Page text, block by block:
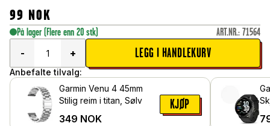
99 NOK
På lager (Flere enn 20 stk) ART.NR.: 71564
-
+ LEGG I HANDLEKURV
Anbefalte tilvalg:
Garmin Venu 4 45mm
Stilig reim i titan, Sølv
349 NOK
KJØP